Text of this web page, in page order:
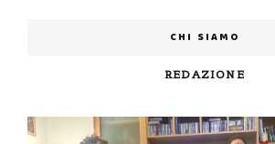
CHI SIAMO
REDAZIONE